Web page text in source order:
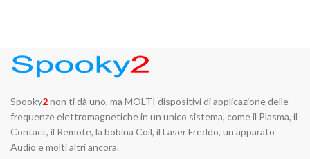
Spooky2non ti dà uno, ma MOLTI dispositivi di applicazione delle
frequenze elettromagnetiche in un unico sistema, come il Plasma, il
Contact, il Remote, la bobina Coil, il Laser Freddo, un apparato
Audio e molti altri ancora.